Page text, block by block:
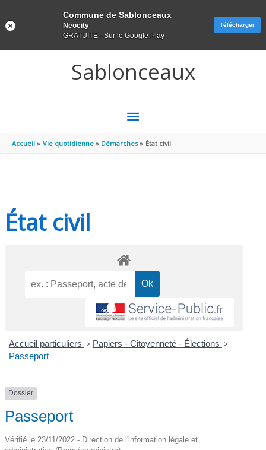
Sablonceaux
MENU
PRINCIPAL
Accueil Vie quotidienne Démarches État civil
État civil
Accueil particuliers > Papiers - Citoyenneté - Élections >
Passeport
Dossier
Passeport
Vérifié le 23/11/2022 - Direction de l'information légale et
Commune de Sablonceaux
Neocity
GRATUITE - Sur le Google Play
Télécharger